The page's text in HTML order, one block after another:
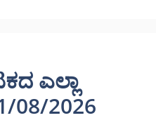
ಎಲ್ಲಾ
08/2026